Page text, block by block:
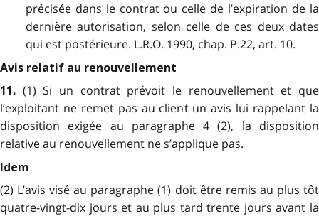
précisée dans le contrat ou celle de l’expiration de la
dernière autorisation, selon celle de ces deux dates
qui est postérieure. L.R.O. 1990, chap. P.22, art. 10.
Avis relatif au renouvellement
11. (1) Si un contrat prévoit le renouvellement et que
l’exploitant ne remet pas au client un avis lui rappelant la
disposition exigée au paragraphe 4 (2), la disposition
relative au renouvellement ne s’applique pas.
Idem
(2) L’avis visé au paragraphe (1) doit être remis au plus tôt
quatre-vingt-dix jours et au plus tard trente jours avant la